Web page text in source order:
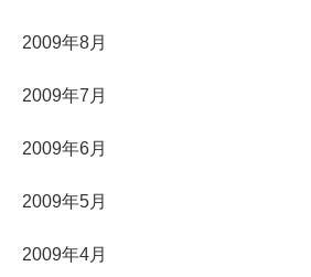
2009年8月
2009年7月
2009年6月
2009年5月
2009年4月